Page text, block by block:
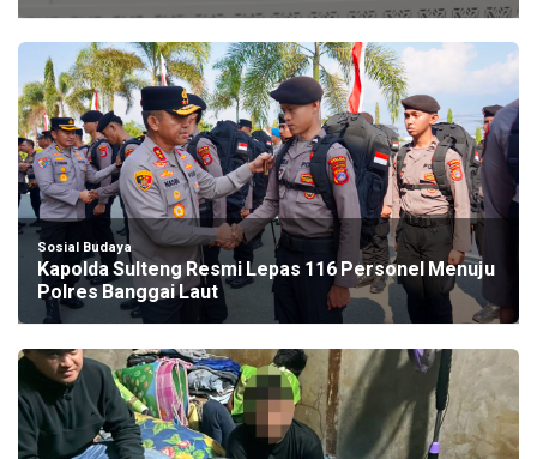
Sosial Budaya
Kapolda Sulteng Resmi Lepas 116 Personel Menuju
Polres Banggai Laut